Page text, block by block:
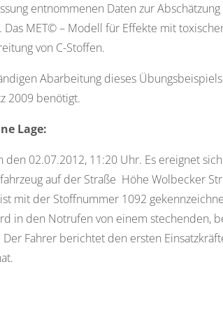
entnommenen Daten zur
Das MET© – Modell für Effekte mit
von C-Stoffen.
Abarbeitung dieses
2009 benötigt.
Lage:
den 02.07.2012, 11:20 Uhr. Es ereignet
auf der Straße Höhe Wolbecker
mit der Stoffnummer 1092
in den Notrufen von einem stechenden,
Fahrer berichtet den ersten